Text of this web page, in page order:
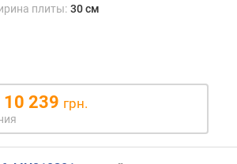
плиты: 30 см
239 грн.